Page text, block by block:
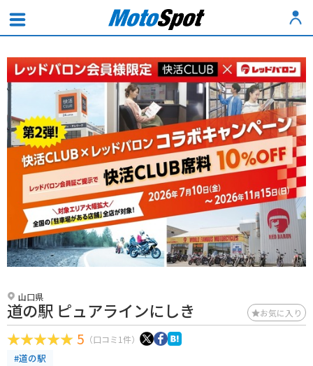
山口県
道の駅 ピュアラインにしき お気に入り
5 （口コミ1件）
#道の駅